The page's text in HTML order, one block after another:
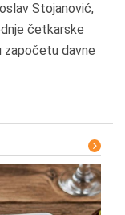
Stojanović,
četkarske
započetu davne